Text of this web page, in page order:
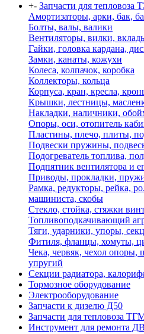
+- Запчасти для тепловоза
Амортизаторы, арки, бак,
Болты, валы, валики
Вентиляторы, вилки,
Гайки, головка кардана,
Замки, канаты, кожухи
Колеса, колпачок, коробка
Коллекторы, кольца
Корпуса, кран, кресла,
Крышки, лестницы,
Накладки, наличники,
Опоры, оси, отопитель
Пластины, плечо, плиты,
Подвески пружины,
Подогреватель топлива,
Подпятник вентилятора и
Приводы, прокладки,
Рамка, редукторы, рейка,
машиниста, скобы
Стекло, стойка, стяжки
Топливоподкачивающий
Тяги, ударники, упоры,
Фитиля, фланцы, хомуты,
Чека, червяк, чехол
упругий
Секции радиатора,
Тормозное оборудование
Электрооборудование
Запчасти к дизелю Д50
Запчасти для тепловоза
Инструмент для ремонта